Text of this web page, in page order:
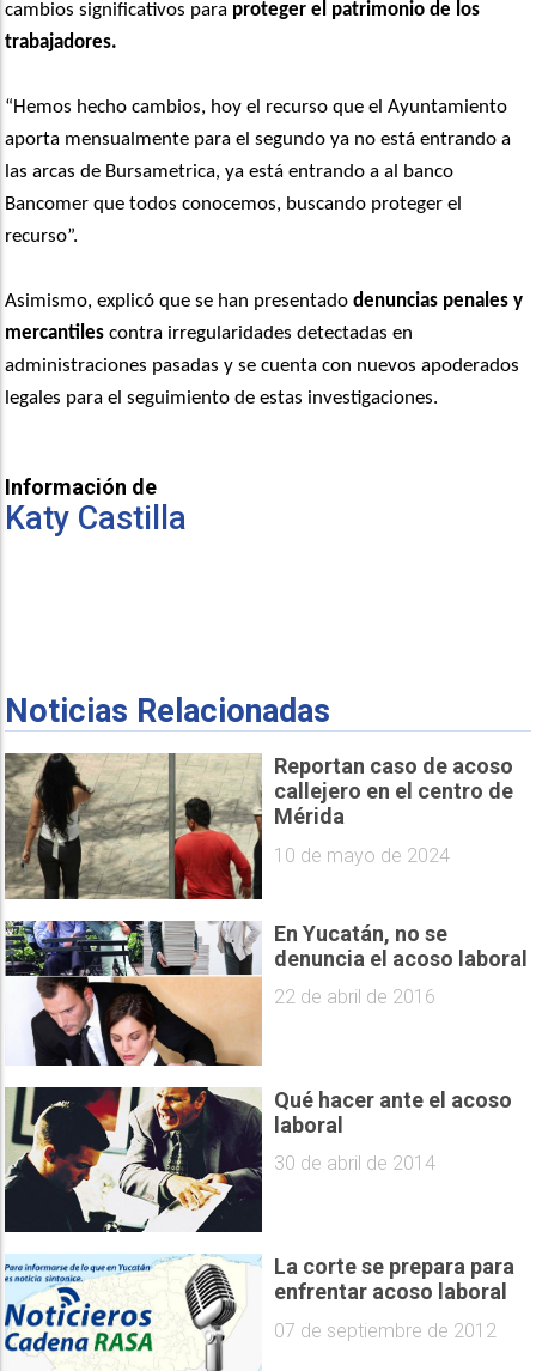
cambios significativos para proteger el patrimonio de los
trabajadores.
“Hemos hecho cambios, hoy el recurso que el Ayuntamiento
aporta mensualmente para el segundo ya no está entrando a
las arcas de Bursametrica, ya está entrando a al banco
Bancomer que todos conocemos, buscando proteger el
recurso”.
Asimismo, explicó que se han presentadodenuncias penales y
mercantiles contra irregularidades detectadas en
administraciones pasadas y se cuenta con nuevos apoderados
legales para el seguimiento de estas investigaciones.
Información de
Katy Castilla
Noticias Relacionadas
Reportan caso de acoso
callejero en el centro de
Mérida
10 de mayo de 2024
En Yucatán, no se
denuncia el acoso laboral
22 de abril de 2016
Qué hacer ante el acoso
laboral
30 de abril de 2014
La corte se prepara para
enfrentar acoso laboral
07 de septiembre de 2012